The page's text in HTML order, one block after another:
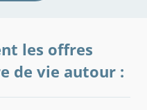
les offres
de vie autour :